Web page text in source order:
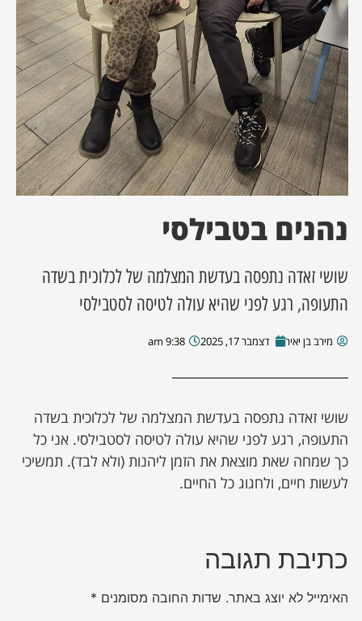
מסע מלחמה
השבוע
מקומית
נהנים בטבילסי
שושי זאדה נתפסה בעדשת המצלמה של לכלוכית בשדה
התעופה, רגע לפני שהיא עולה לטיסה לסטבילסי
מירב בן יאיר דצמבר 17, 2025 9:38 am
שושי זאדה נתפסה בעדשת המצלמה של לכלוכית בשדה
התעופה, רגע לפני שהיא עולה לטיסה לסטבילסי. אני כל
כך שמחה שאת מוצאת את הזמן ליהנות (ולא לבד). תמשיכי
לעשות חיים, ולחגוג כל החיים.
כתיבת תגובה
האימייל לא יוצג באתר. שדות החובה מסומנים *